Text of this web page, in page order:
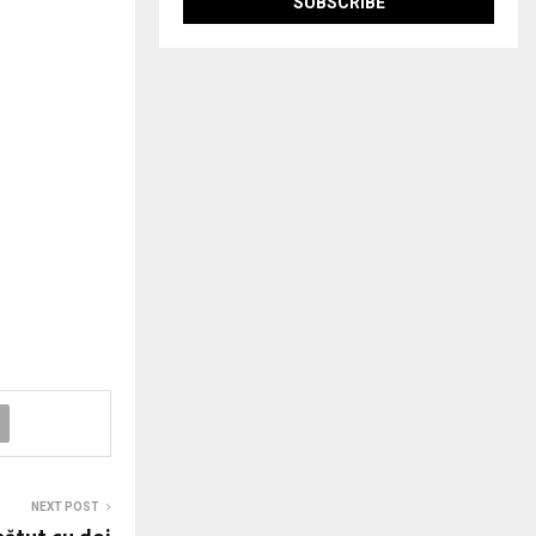
NEXT POST